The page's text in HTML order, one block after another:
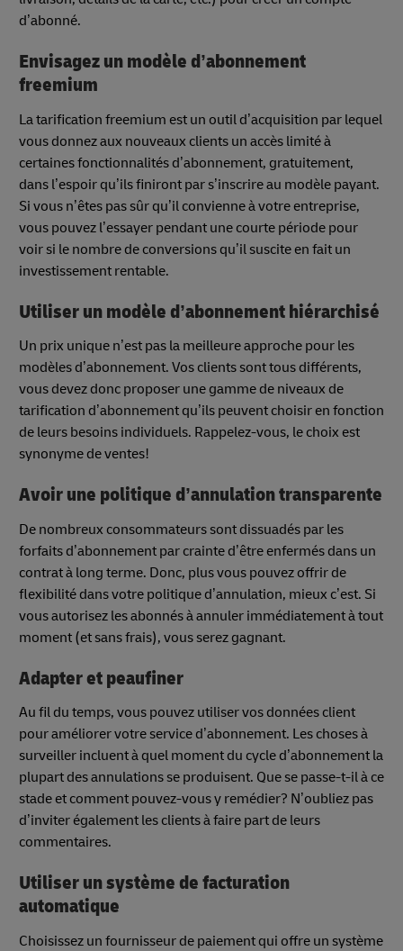
d’abonné.
Envisagez un modèle d’abonnement
freemium
La tarification freemium est un outil d’acquisition par lequel
vous donnez aux nouveaux clients un accès limité à
certaines fonctionnalités d’abonnement, gratuitement,
dans l’espoir qu’ils finiront par s’inscrire au modèle payant.
Si vous n’êtes pas sûr qu’il convienne à votre entreprise,
vous pouvez l’essayer pendant une courte période pour
voir si le nombre de conversions qu’il suscite en fait un
investissement rentable.
Utiliser un modèle d’abonnement hiérarchisé
Un prix unique n’est pas la meilleure approche pour les
modèles d’abonnement. Vos clients sont tous différents,
vous devez donc proposer une gamme de niveaux de
tarification d’abonnement qu’ils peuvent choisir en fonction
de leurs besoins individuels. Rappelez-vous, le choix est
synonyme de ventes!
Avoir une politique d’annulation transparente
De nombreux consommateurs sont dissuadés par les
forfaits d’abonnement par crainte d’être enfermés dans un
contrat à long terme. Donc, plus vous pouvez offrir de
flexibilité dans votre politique d’annulation, mieux c’est. Si
vous autorisez les abonnés à annuler immédiatement à tout
moment (et sans frais), vous serez gagnant.
Adapter et peaufiner
Au fil du temps, vous pouvez utiliser vos données client
pour améliorer votre service d’abonnement. Les choses à
surveiller incluent à quel moment du cycle d’abonnement la
plupart des annulations se produisent. Que se passe-t-il à ce
stade et comment pouvez-vous y remédier? N’oubliez pas
d’inviter également les clients à faire part de leurs
commentaires.
Utiliser un système de facturation
automatique
Choisissez un fournisseur de paiement qui offre un système